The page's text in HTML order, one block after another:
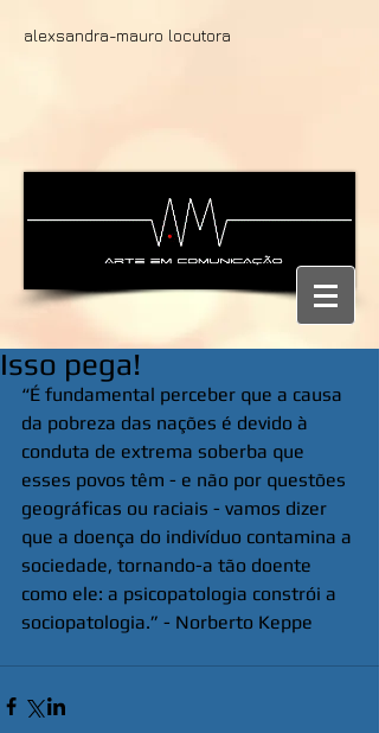
alexsandra-mauro locutora
Isso pega!
“É fundamental perceber que a causa
da pobreza das nações é devido à
conduta de extrema soberba que
esses povos têm - e não por questões
geográficas ou raciais - vamos dizer
que a doença do indivíduo contamina a
sociedade, tornando-a tão doente
como ele: a psicopatologia constrói a
sociopatologia.” - Norberto Keppe